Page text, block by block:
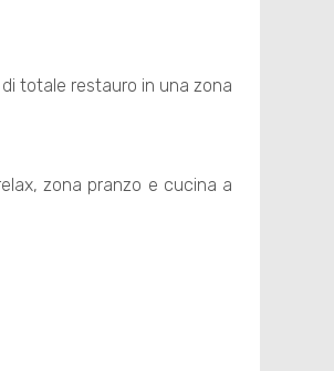
totale restauro in una zona
zona pranzo e cucina a